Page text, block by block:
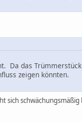
Da das
zeigen könnten.
sich